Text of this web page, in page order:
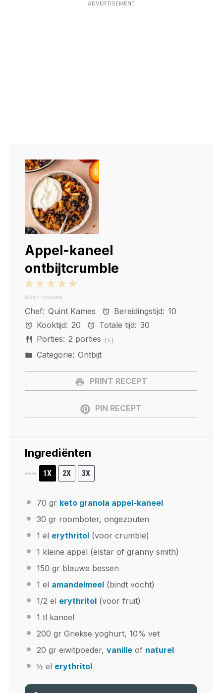
ADVERTISEMENT
Appel-kaneel
ontbijtcrumble
5
4
3
Stars
2
Stars
1
Star
Geen reviews
Chef: Quint Kames Bereidingstijd: 10
Kooktijd: 20 Totale tijd: 30
Porties: 2 porties 1x
Categorie: Ontbijt
PRINT RECEPT
PIN RECEPT
Ingrediënten
SCHAAL 1X 2X 3X
70 gr keto granola appel-kaneel
30 gr roomboter, ongezouten
1 el erythritol(voor crumble)
1 kleine appel (elstar of granny smith)
150 gr blauwe bessen
1 el amandelmeel(bindt vocht)
1/2 el erythritol(voor fruit)
1 tl kaneel
200 gr Griekse yoghurt, 10% vet
20 gr eiwitpoeder, vanilleof naturel
½ el erythritol